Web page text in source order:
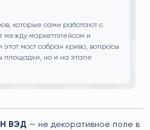
которые сами работают с
между маркетплейсом и
этот мост собран криво, вопросы
площадки, но и на этапе
ВЭД — не декоративное поле в